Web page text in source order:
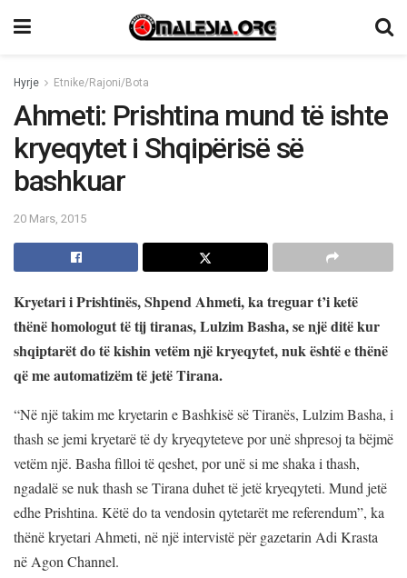
Hyrje Etnike/Rajoni/Bota
Ahmeti: Prishtina mund të ishte
kryeqytet i Shqipërisë së
bashkuar
20 Mars, 2015
Kryetari i Prishtinës, Shpend Ahmeti, ka treguar t’i ketë
thënë homologut të tij tiranas, Lulzim Basha, se një ditë kur
shqiptarët do të kishin vetëm një kryeqytet, nuk është e thënë
që me automatizëm të jetë Tirana.
“Në një takim me kryetarin e Bashkisë së Tiranës, Lulzim Basha, i
thash se jemi kryetarë të dy kryeqyteteve por unë shpresoj ta bëjmë
vetëm një. Basha filloi të qeshet, por unë si me shaka i thash,
ngadalë se nuk thash se Tirana duhet të jetë kryeqyteti. Mund jetë
edhe Prishtina. Këtë do ta vendosin qytetarët me referendum”, ka
thënë kryetari Ahmeti, në një intervistë për gazetarin Adi Krasta
në Agon Channel.